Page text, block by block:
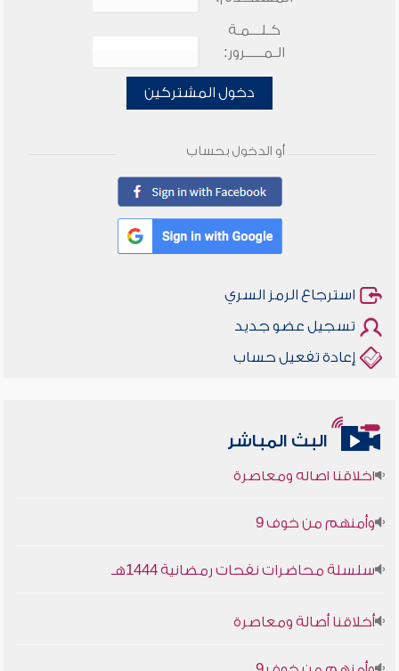
كـلـــمـة
الـمـــــرور:
دخول المشتركين
أو الدخول بحساب
استرجاع الرمز السري
تسجيل عضو جديد
إعادة تفعيل حساب
البث المباشر
أخلاقنا أصالة ومعاصرة